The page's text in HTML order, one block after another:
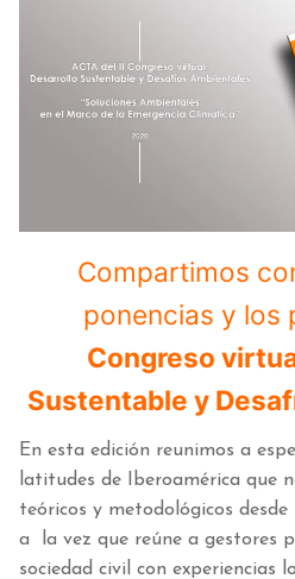
Compartimos
ponencias y los
Congreso
Sustentable y
En esta edición reunimos a
latitudes de Iberoamérica que
teóricos y metodológicos
a la vez que reúne a gestores
sociedad civil con experiencias